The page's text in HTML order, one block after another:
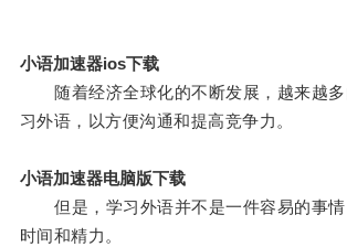
小语加速器ios下载
随着经济全球化的不断发展，越来越多
习外语，以方便沟通和提高竞争力。
小语加速器电脑版下载
但是，学习外语并不是一件容易的事情
时间和精力。